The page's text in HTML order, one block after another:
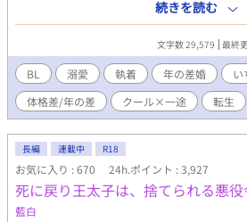
ることに。 しかし、アルフレッドはミア
は一方通行、きっと愛してはもらえない
ばにいられるならそれでいい。そんな
が、アルフレッドは、ミアをどうやら溺
_？ 「…お前は、本当に愛らしいな」 「
心臓が持たないです…！」 時々波乱もあ
しどり夫婦(夫夫)の日常。 ────── ※
様でも連載しております。
続きを読む
文字数 29,579 最終
BL 溺愛 執着 年の差婚
い
体格差/年の差
クール×一途 転生
長編 連載中 R18
お気に入り : 670 24h.ポイント : 3,927
死に戻り王太子は、捨てられる悪
藍白